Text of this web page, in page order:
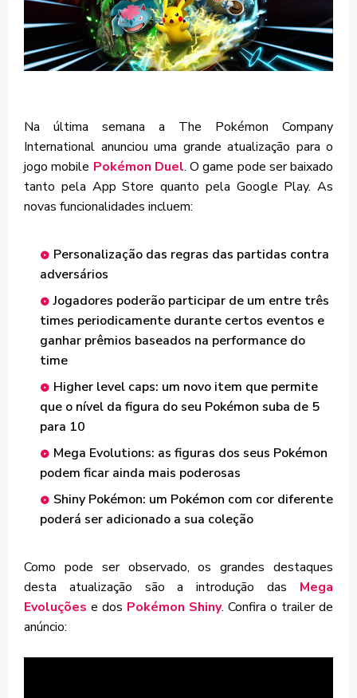
Na última semana a The Pokémon Company
International anunciou uma grande atualização para o
jogo mobile Pokémon Duel. O game pode ser baixado
tanto pela App Store quanto pela Google Play. As
novas funcionalidades incluem:
Personalização das regras das partidas contra
adversários
Jogadores poderão participar de um entre três
times periodicamente durante certos eventos e
ganhar prêmios baseados na performance do
time
Higher level caps: um novo item que permite
que o nível da figura do seu Pokémon suba de 5
para 10
Mega Evolutions: as figuras dos seus Pokémon
podem ficar ainda mais poderosas
Shiny Pokémon: um Pokémon com cor diferente
poderá ser adicionado a sua coleção
Como pode ser observado, os grandes destaques
desta atualização são a introdução das Mega
Evoluções e dos Pokémon Shiny. Confira o trailer de
anúncio: